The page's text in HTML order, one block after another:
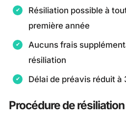
Résiliation possible à
première année
Aucuns frais
résiliation
Délai de préavis réduit à
Procédure de résiliation